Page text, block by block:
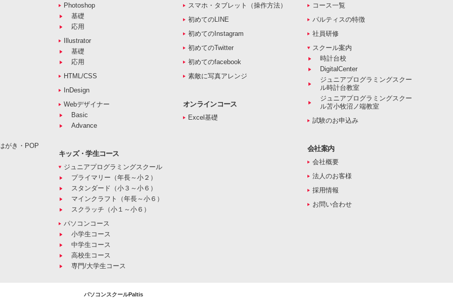
がき・POP
Photoshop
基礎
応用
Illustrator
基礎
応用
HTML/CSS
InDesign
Webデザイナー
Basic
Advance
キッズ・学生コース
ジュニアプログラミングスクール
プライマリー（年長～小２）
スタンダード（小３～小６）
マインクラフト（年長～小６）
スクラッチ（小１～小６）
パソコンコース
小学生コース
中学生コース
高校生コース
専門/大学生コース
スマホ・タブレット（操作方法）
初めてのLINE
初めてのInstagram
初めてのTwitter
初めてのfacebook
素敵に写真アレンジ
オンラインコース
Excel基礎
コース一覧
パルティスの特徴
社員研修
スクール案内
時計台校
DigitalCenter
ジュニアプログラミングスクー
ル時計台教室
ジュニアプログラミングスクー
ル苫小牧沼ノ端教室
試験のお申込み
会社案内
会社概要
法人のお客様
採用情報
お問い合わせ
パソコンスクールPaltis